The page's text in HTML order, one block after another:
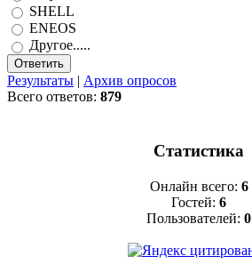
SHELL
ENEOS
Другое.....
Результаты | Архив опросов
Всего ответов: 879
Статистика
Онлайн всего: 6
Гостей: 6
Пользователей: 0